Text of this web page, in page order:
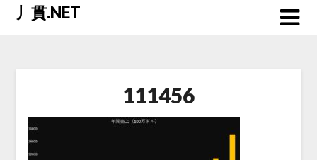
Skip丿貫.NET
111456